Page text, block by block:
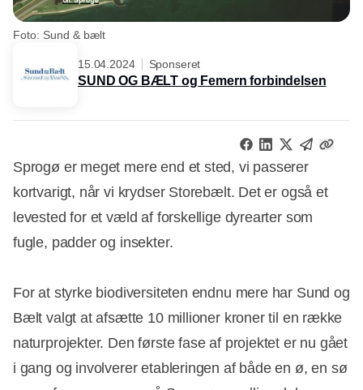
Foto: Sund & bælt
15.04.2024 Sponseret
SUND OG BÆLT og Femern forbindelsen
Sprogø er meget mere end et sted, vi passerer
kortvarigt, når vi krydser Storebælt. Det er også et
levested for et væld af forskellige dyrearter som
fugle, padder og insekter.
For at styrke biodiversiteten endnu mere har Sund og
Bælt valgt at afsætte 10 millioner kroner til en række
naturprojekter. Den første fase af projektet er nu gået
i gang og involverer etableringen af både en ø, en sø